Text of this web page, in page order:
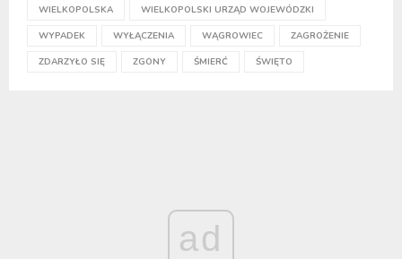
WIELKOPOLSKA WIELKOPOLSKI URZĄD WOJEWÓDZKI
WYPADEK WYŁĄCZENIA WĄGROWIEC ZAGROŻENIE
ZDARZYŁO SIĘ ZGONY ŚMIERĆ ŚWIĘTO
ad